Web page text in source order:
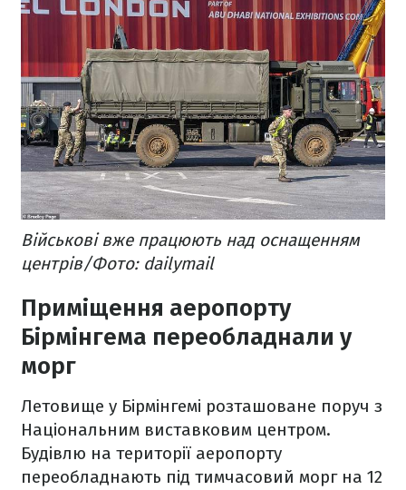
Військові вже працюють над оснащенням
центрів/Фото: dailymail
Приміщення аеропорту
Бірмінгема переобладнали у
морг
Летовище у Бірмінгемі розташоване поруч з
Національним виставковим центром.
Будівлю на території аеропорту
переобладнають під тимчасовий морг на 12